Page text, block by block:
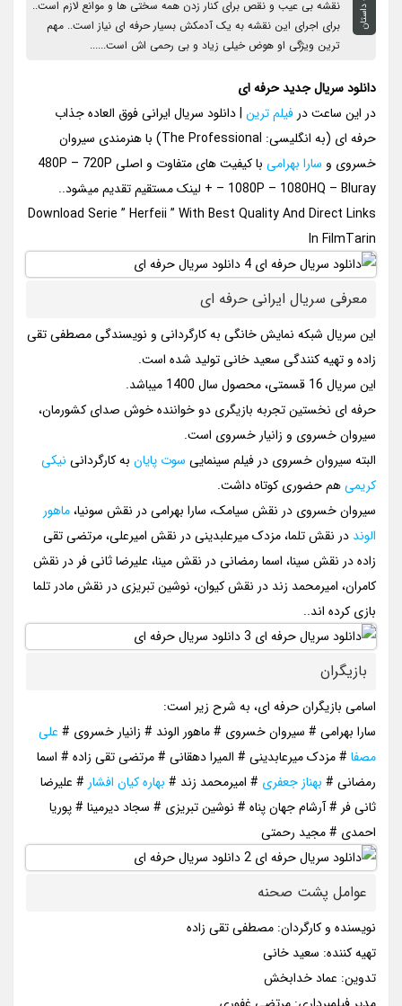
نقشه بی عیب و نقص برای کنار زدن همه سختی ها و موانع لازم است..
برای اجرای این نقشه به یک آدمکش بسیار حرفه ای نیاز است.. مهم
ترین ویژگی او هوض خیلی زیاد و بی رحمی اش است......
دانلود سریال جدید حرفه ای
در این ساعت درفیلم ترین | دانلود سریال ایرانی فوق العاده جذاب
حرفه ای (به انگلیسی: The Professional) با هنرمندی سیروان
خسروی و سارا بهرامی
با کیفیت های متفاوت و اصلی 480P – 720P
– 1080P – 1080HQ – Bluray + لینک مستقیم تقدیم میشود..
Download Serie ” Herfeii ” With Best Quality And Direct Links
In FilmTarin
معرفی سریال ایرانی حرفه ای
این سریال شبکه نمایش خانگی به کارگردانی و نویسندگی مصطفی تقی‌
زاده و تهیه کنندگی سعید خانی تولید شده است.
این سریال 16 قسمتی، محصول سال 1400 میباشد.
حرفه ای نخستین تجربه بازیگری دو خواننده خوش صدای کشورمان،
سیروان خسروی و زانیار خسروی است.
البته سیروان خسروی در فیلم سینمایی سوت پایان به کارگردانی نیکی
کریمیهم حضوری کوتاه داشت.
سیروان خسروی در نقش سیامک، سارا بهرامی در نقش سونیا،ماهور
الوند در نقش تلما، مزدک میرعلبدینی در نقش امیرعلی، مرتضی تقی
زاده در نقش سینا، اسما رمضانی در نقش مینا، علیرضا ثانی فر در نقش
کامران، امیرمحمد زند در نقش کیوان، نوشین تبریزی در نقش مادر تلما
بازی کرده اند..
بازیگران
اسامی بازیگران حرفه ای، به شرح زیر است:
سارا بهرامی # سیروان خسروی # ماهور الوند # زانیار خسروی # علی
مصفا # مزدک میرعابدینی # المیرا دهقانی # مرتضی تقی زاده # اسما
رمضانی # بهناز جعفری # امیرمحمد زند # بهاره کیان افشار # علیرضا
ثانی فر # آرشام جهان پناه # نوشین تبریزی # سجاد دیرمینا # پوریا
احمدی # مجید رحمتی
عوامل پشت صحنه
نویسنده و کارگردان: مصطفی تقی‌ زاده
تهیه کننده: سعید خانی
تدوین: عماد خدابخش